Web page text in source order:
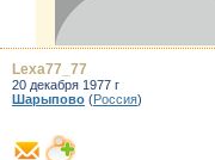
Lexa77_77
20 декабря 1977 г
Шарыпово (Россия)